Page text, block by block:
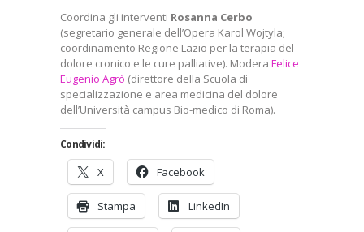
Coordina gli interventi Rosanna Cerbo
(segretario generale dell’Opera Karol Wojtyla;
coordinamento Regione Lazio per la terapia del
dolore cronico e le cure palliative). Modera Felice
Eugenio Agrò (direttore della Scuola di
specializzazione e area medicina del dolore
dell’Università campus Bio-medico di Roma).
Condividi:
X Facebook
Stampa LinkedIn